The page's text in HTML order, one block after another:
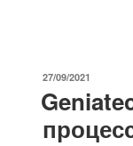
ОПУБЛИКОВАНО
27/09/2021